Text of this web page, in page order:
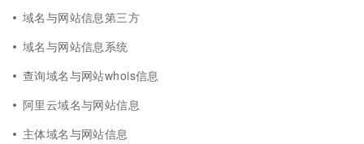
域名与网站信息第三方
域名与网站信息系统
查询域名与网站whois信息
阿里云域名与网站信息
主体域名与网站信息